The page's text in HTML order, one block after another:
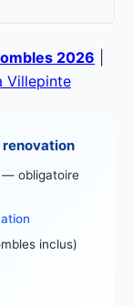
2026
Villepinte
renovation
— obligatoire
inclus)